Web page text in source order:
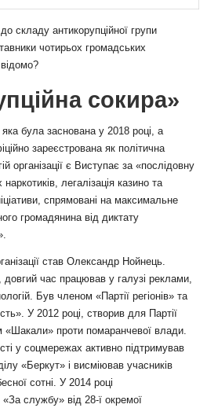
складу антикорупційної групи
чотирьох громадських
сокира»
яка була заснована у 2018 році, а
зареєстрована як політична
організації є Виступає за «послідовну
легалізація казино та
спрямовані на максимальне
громадянина від диктату
став Олександр Нойнець.
час працював у галузі реклами,
Був членом «Партії регіонів» та
У 2012 році, створив для Партії
«Шакали» проти помаранчевої влади.
у соцмережах активно підтримував
«Беркут» і висміював учасників
сотні. У 2014 році
службу» від 28-ї окремої